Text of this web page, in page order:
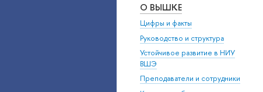
О ВЫШКЕ
Цифры и факты
Руководство и структура
Устойчивое развитие в НИУ
ВШЭ
Преподаватели и сотрудники